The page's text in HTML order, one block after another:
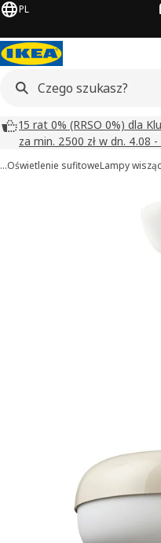
PL
15 rat 0% (RRSO 0%) dla
za min. 2500 zł w dn. 4.08 -
…Oświetlenie sufitoweLampy